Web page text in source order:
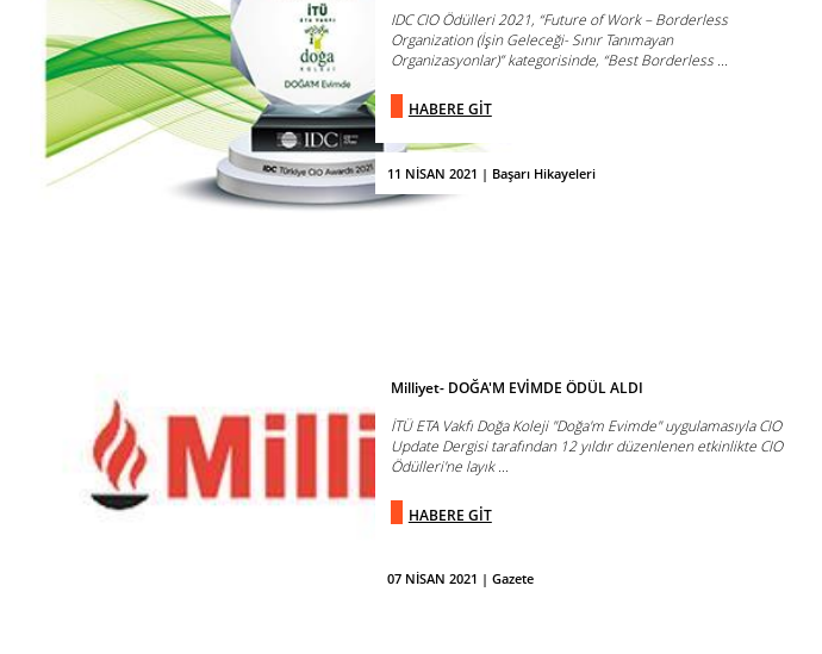
11 NİSAN 2021 | Başarı Hikayeleri
IDC CIO Ödülleri 2021, “Future of Work – Borderless
Organization (İşin Geleceği- Sınır Tanımayan
Organizasyonlar)” kategorisinde, “Best Borderless ...
HABERE GİT
07 NİSAN 2021 | Gazete
Milliyet- DOĞA'M EVİMDE ÖDÜL ALDI
İTÜ ETA Vakfı Doğa Koleji "Doğa'm Evimde" uygulamasıyla CIO
Update Dergisi tarafından 12 yıldır düzenlenen etkinlikte CIO
Ödülleri'ne layık ...
HABERE GİT